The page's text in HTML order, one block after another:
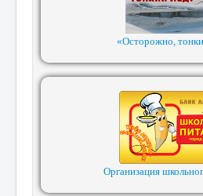
«Осторожно,
Организация